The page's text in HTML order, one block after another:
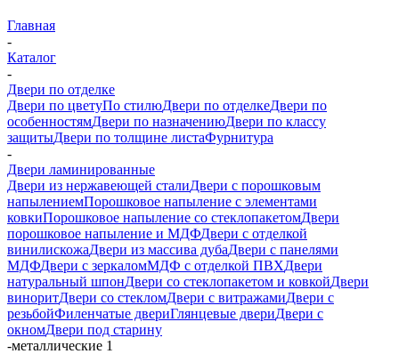
Главная
-
Каталог
-
Двери по отделке
Двери по цветуПо стилюДвери по отделкеДвери по
особенностямДвери по назначениюДвери по классу
защитыДвери по толщине листаФурнитура
-
Двери ламинированные
Двери из нержавеющей сталиДвери с порошковым
напылениемПорошковое напыление с элементами
ковкиПорошковое напыление со стеклопакетомДвери
порошковое напыление и МДФДвери с отделкой
винилискожаДвери из массива дубаДвери с панелями
МДФДвери с зеркаломМДФ с отделкой ПВХДвери
натуральный шпонДвери со стеклопакетом и ковкойДвери
виноритДвери со стекломДвери с витражамиДвери с
резьбойФиленчатые двериГлянцевые двериДвери с
окномДвери под старину
-металлические 1